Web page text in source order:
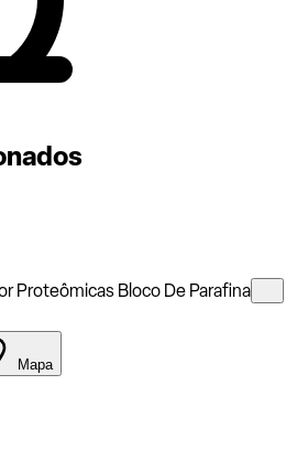
Proteômicas Bloco De Parafina
Mapa